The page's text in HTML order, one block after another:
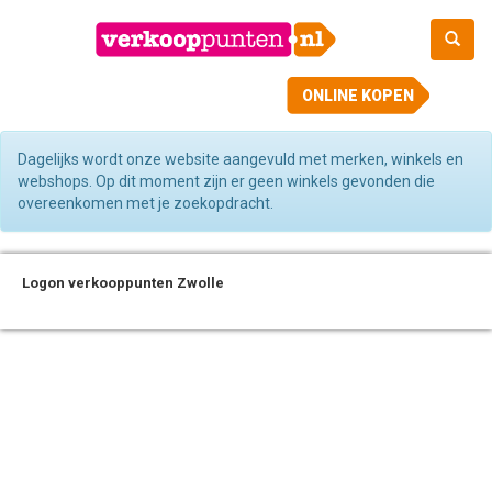
ONLINE KOPEN
Dagelijks wordt onze website aangevuld met merken, winkels en
webshops. Op dit moment zijn er geen winkels gevonden die
overeenkomen met je zoekopdracht.
Logon verkooppunten Zwolle